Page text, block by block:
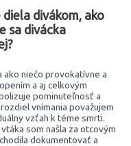
divákom, ako
sa divácka
ako niečo provokatívne a
a aj celkovým
pominuteľnosť a
vnímania považujem
vzťah k téme smrti.
som našla za otcovým
dokumentovať a